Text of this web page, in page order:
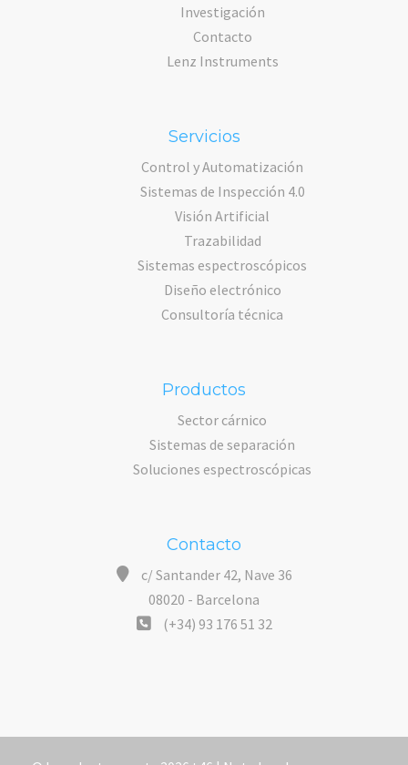
Investigación
Contacto
Lenz Instruments
Servicios
Control y Automatización
Sistemas de Inspección 4.0
Visión Artificial
Trazabilidad
Sistemas espectroscópicos
Diseño electrónico
Consultoría técnica
Productos
Sector cárnico
Sistemas de separación
Soluciones espectroscópicas
Contacto
c/ Santander 42, Nave 36
08020 - Barcelona
(+34) 93 176 51 32